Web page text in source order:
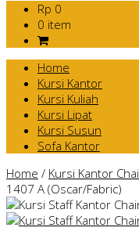
Rp 0
0 item
Home
Kursi Kantor
Kursi Kuliah
Kursi Lipat
Kursi Susun
Sofa Kantor
Home / Kursi Kantor
1407 A (Oscar/Fabric)